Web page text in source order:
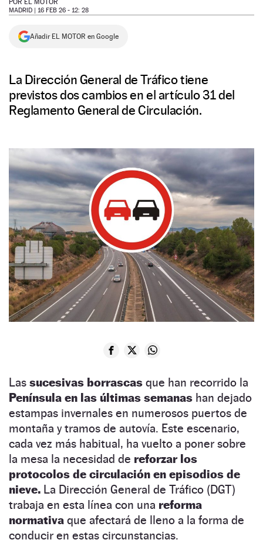
NEWSLETTER
POR EL MOTOR
MADRID | 16 FEB 26 - 12: 28
Añadir EL MOTOR en Google
La Dirección General de Tráfico tiene
previstos dos cambios en el artículo 31 del
Reglamento General de Circulación.
Las sucesivas borrascas que han recorrido la
Península en las últimas semanas han dejado
estampas invernales en numerosos puertos de
montaña y tramos de autovía. Este escenario,
cada vez más habitual, ha vuelto a poner sobre
la mesa la necesidad de reforzar los
protocolos de circulación en episodios de
nieve. La Dirección General de Tráfico (DGT)
trabaja en esta línea con una reforma
normativa que afectará de lleno a la forma de
conducir en estas circunstancias.